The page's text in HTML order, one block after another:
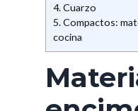
4.Cuarzo
5.Compactos:
cocina